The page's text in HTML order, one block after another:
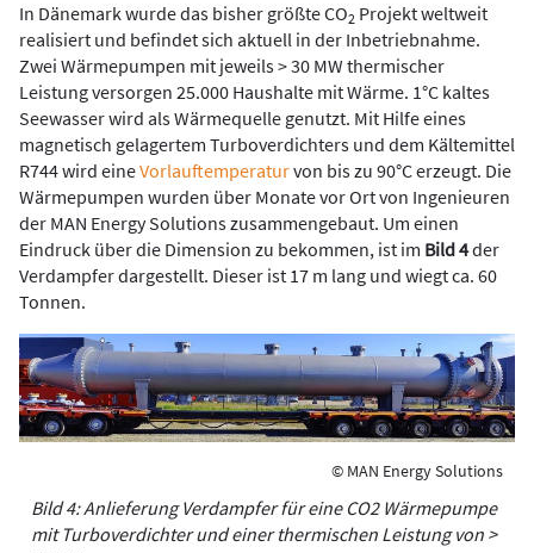
In Dänemark wurde das bisher größte CO2 Projekt weltweit
realisiert und befindet sich aktuell in der Inbetriebnahme.
Zwei Wärmepumpen mit jeweils > 30 MW thermischer
Leistung versorgen 25.000 Haushalte mit Wärme. 1°C kaltes
Seewasser wird als Wärmequelle genutzt. Mit Hilfe eines
magnetisch gelagertem Turboverdichters und dem Kältemittel
R744 wird eineVorlauftemperaturvon bis zu 90°C erzeugt. Die
Wärmepumpen wurden über Monate vor Ort von Ingenieuren
der MAN Energy Solutions zusammengebaut. Um einen
Eindruck über die Dimension zu bekommen, ist im Bild 4der
Verdampfer dargestellt. Dieser ist 17 m lang und wiegt ca. 60
Tonnen.
© MAN Energy Solutions
Bild 4: Anlieferung Verdampfer für eine CO2 Wärmepumpe
mit Turboverdichter und einer thermischen Leistung von >